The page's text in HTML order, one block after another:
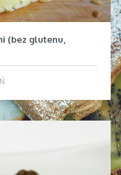
(bez glutenu,